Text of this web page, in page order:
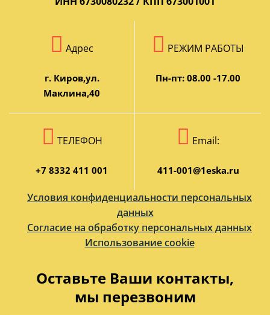
Особо хочется отметить комплексную
поддержку в период подготовки к налоговой
реформе. Ваша команда помогла нам без
паники адаптироваться к грядущим
процессы, организовать документооборот,
выбрать оптимальный режим
налогообложения.
Рекомендую компанию «1С:БО. Простые
магазинов. С вами бизнес идёт уверенно!
Оставьте Ваши контакты,
мы перезвоним
Адрес
г. Киров,ул.
Маклина,40
РЕЖИМ РАБОТЫ
Пн-пт: 08.00 -17.00
ТЕЛЕФОН
+7 8332 411 001
Email:
411-001@1eska.ru
Условия конфиденциальности персональных
данных
Согласие на обработку персональных данных
Использование cookie